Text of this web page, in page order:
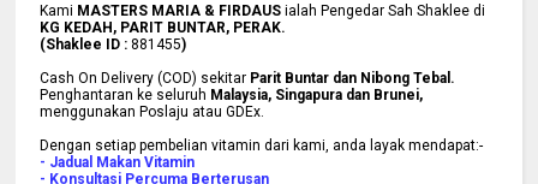
Kami MASTERS MARIA & FIRDAUS ialah Pengedar Sah Shaklee di
KG KEDAH, PARIT BUNTAR, PERAK.
(Shaklee ID :881455)
Cash On Delivery (COD) sekitar Parit Buntar dan Nibong Tebal.
Penghantaran ke seluruh Malaysia, Singapura dan Brunei,
menggunakan Poslaju atau GDEx.
Dengan setiap pembelian vitamin dari kami, anda layak mendapat:-
- Jadual Makan Vitamin
- Konsultasi Percuma Berterusan